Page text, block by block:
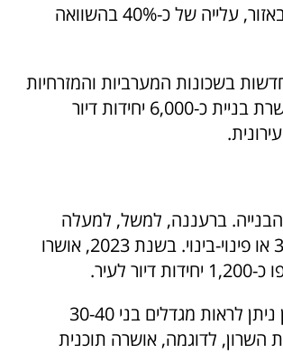
מ-15,000 יחידות דיור נמצאות בשלבי בנייה שונים באזור, עלייה של כ-40% בהשוואה
כ-4,000 יחידות דיור חדשות בשכונות המערביות והמזרחיות
של העיר. בכפר סבא, תוכנית המתאר החדשה מאפשרת בניית כ-6,000 יחידות דיור
ברעננה, למשל, למעלה
מ-50% מהפרויקטים החדשים הם במסגרת תמ"א 38 או פינוי-בינוי. בשנת 2023, אושרו
הבנייה לגובה הפכה למגמה דומיננטית. בערי השרון ניתן לראות מגדלים בני 30-40
השרון, לדוגמה, אושרה תוכנית